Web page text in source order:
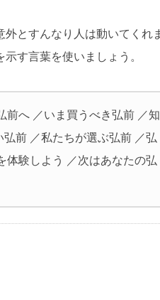
とすんなり人は動いてくれ
す言葉を使いましょう。
前へ ／いま買うべき弘前 ／知
前 ／私たちが選ぶ弘前 ／弘
体験しよう ／次はあなたの弘